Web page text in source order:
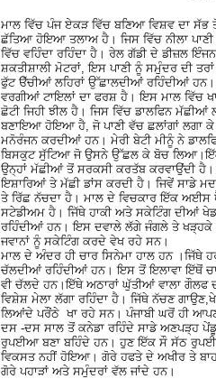
ਮਾਲ ਵਿੱਚ ਪੰਜ ਏਕੜ ਵਿੱਚ ਬਣਿਆ ਵਿਸ਼ਵ ਦਾ ਸੱਭ ਤੋਂ
ਛੱਤਿਆ ਹੋਇਆ ਤਲਾਅ ਹੈ। ਜਿਸ ਵਿੱਚ ਨੀਲਾ ਪਾਣੀ
ਵਿੱਚ ਵਹਿੰਦਾ ਰਹਿੰਦਾ ਹੈ। ਰੇਲ ਗੱਡੀ ਦੇ ਡੀਜ਼ਲ
ਸ਼ਕਤੀਸ਼ਾਲੀ ਮੋਟਰਾਂ, ਇਸ ਪਾਣੀ ਨੂੰ ਸਮੁੰਦਰ ਦੀ
ਫੁੱਟ ੳੱਚੀਆਂ ਲਹਿਰਾਂ ਉੱਛਾਲਦੀਆਂ ਰਹਿੰਦੀਆਂ
ਵਰਗੀਆਂ ਟਾਇਲਾਂ ਦਾ ਫਰਸ਼ ਹੈ। ਇਸ ਮਾਲ ਵਿੱਚ
ਛੋਟੀ ਜਿਹੀ ਝੀਲ ਹੈ। ਜਿਸ ਵਿੱਚ ਡਾਲਫਿਨ
ਬਣਾਇਆ ਹੋਇਆ ਹੈ, ਜੋ ਪਾਣੀ ਵੱਚ ਛਲਾਂਗਾਂ ਲਗਾ ਕੇ
ਮਨੋਰੰਜਨ ਕਰਦੀਆਂ ਹਨ। ਮੇਰੀ ਬੇਟੀ ਮੀਨੂੰ ਨੇ
ਬਿਸਕੁਟ ਸੁੱਟਿਆ ਜੋ ਉਸਨੇ ਉੱਛਲ ਕੇ ਬੋਚ
ਉਨ੍ਹਾਂ ਮੱਛੀਆਂ ਤੋਂ ਸਰਕਸੀ ਕਰਤੱਬ ਕਰਵਾਉਂਦੀ ਹੈ।
ਇਸ਼ਾਰਿਆਂ ਤੇ ਮੱਛੀ ਡਾਂਸ ਕਰਦੀ ਹੈ। ਜਿਵੇਂ ਸਾਡੇ
ਤੇ ਰਿੱਛ ਨੱਚਦਾ ਹੈ। ਮਾਲ ਦੇ ਵਿਚਕਾਰ ਇੱਕ ਅਈਸ
ਸਟੇਡੀਅਮ ਹੈ। ਜਿੱਥੇ ਹਾਕੀ ਅਤੇ ਸਕੇਟਿੰਗ ਦੀਆਂ
ਰਹਿੰਦੀਆਂ ਹਨ। ਇਸ ਦਵਾਲੇ ਲੱਗੇ ਜੰਗਲੇ ਤੇ ਖੜ੍ਹਕੇ
ਜਵਾਨਾਂ ਨੂੰ ਸਕੇਟਿੰਗ ਕਰਦੇ ਵੇਖ ਰਹੇ ਸਨ।
ਮਾਲ ਦੇ ਅੰਦਰ ਹੀ ਚਾਰ ਸਿਨੇਮਾ ਹਾਲ ਹਨ ।ਜਿੱਥੇ
ਚੱਲਦੀਆਂ ਰਹਿੰਦੀਆਂ ਹਨ। ਇਸ ਤੋਂ ਇਲਾਵਾ ਇੱਥੋਂ
ਵੀ ਚੱਲਦੇ ਹਨ।ਇੱਥੇ ਅਠਾਰਾਂ ਘੁੱਤੀਆਂ ਵਾਲਾ ਗੌਲਫ
ਵਿਸ਼ੇਸ਼ ਮੇਲਾ ਲੱਗਾ ਰਹਿੰਦਾ ਹੈ। ਜਿੱਥੇ ਨੱਚਣ
ਲਿਆਂਦੇ ਪਰੌਂਠੇ ਖਾ ਰਹੇ ਸਨ। ਪੰਜਾਬੀ ਘਰੋਂ ਹੀ
ਦਸ -ਦਸ ਸਾਲ ਤੋਂ ਕਨੇਡਾ ਰਹਿੰਦੇ ਸਾਡੇ ਅਣਪੜ੍ਹ
ਰੁਪਈਆ ਬਣਾ ਬਹਿੰਦੇ ਹਨ। ਹੁਣ ਇੱਕ ਸੌ ਸੱਠ
ਵਿਕਸਤ ਨਹੀਂ ਹੋਇਆ। ਗੋਰੇ ਹਫਤੇ ਦੇ ਅਖੀਰ ਤੇ ਬਾਹਰ
ਗੋਰੇ ਪਹਾੜਾਂ ਅਤੇ ਸਮੁੰਦਰਾਂ ਵੱਲ ਜਾਂਦੇ ਹਨ।